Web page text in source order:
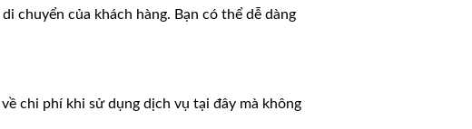
chuyển của khách hàng. Bạn có thể dễ dàng
chi phí khi sử dụng dịch vụ tại đây mà không